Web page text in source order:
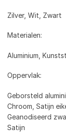
Zilver, Wit, Zwart
Materialen:
Aluminium,
Oppervlak:
Geborsteld
Chroom, Satijn
Geanodiseerd
Satijn